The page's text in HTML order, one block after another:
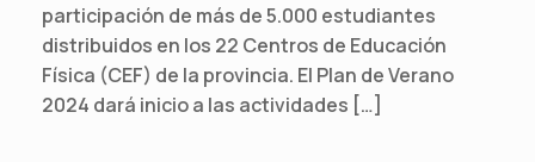
participación de más de 5.000 estudiantes
distribuidos en los 22 Centros de Educación
Física (CEF) de la provincia. El Plan de Verano
2024 dará inicio a las actividades […]